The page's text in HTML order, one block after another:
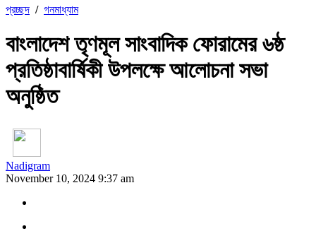
প্রচ্ছদ / গনমাধ্যাম
বাংলাদেশ তৃণমূল সাংবাদিক ফোরামের ৬ষ্ঠ
প্রতিষ্ঠাবার্ষিকী উপলক্ষে আলোচনা সভা
অনুষ্ঠিত
Nadigram
November 10, 2024 9:37 am